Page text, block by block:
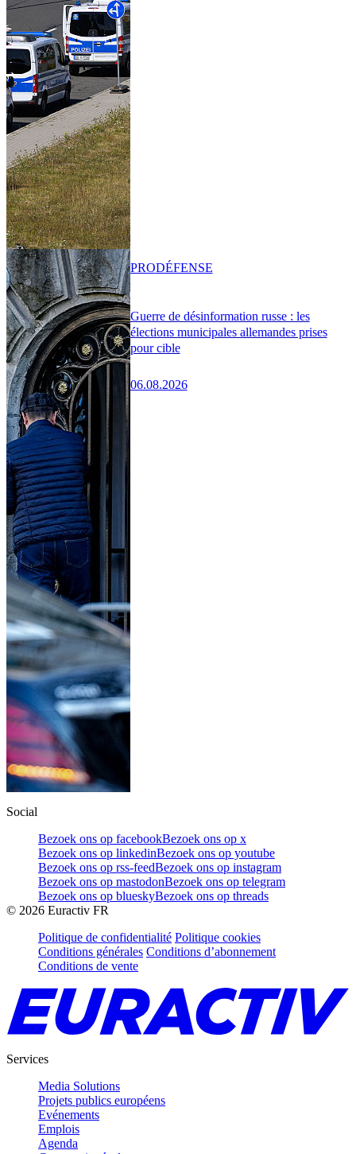
Guerre de désinformation russe : les
élections municipales allemandes prises
pour cible
06.08.2026
PRODÉFENSE
Social
Bezoek ons op facebookBezoek ons op x
Bezoek ons op linkedinBezoek ons op youtube
Bezoek ons op rss-feedBezoek ons op instagram
Bezoek ons op mastodonBezoek ons op telegram
Bezoek ons op blueskyBezoek ons op threads
© 2026 Euractiv FR
Politique de confidentialité Politique cookies
Conditions générales Conditions d’abonnement
Conditions de vente
Services
Media Solutions
Projets publics européens
Evénements
Emplois
Agenda